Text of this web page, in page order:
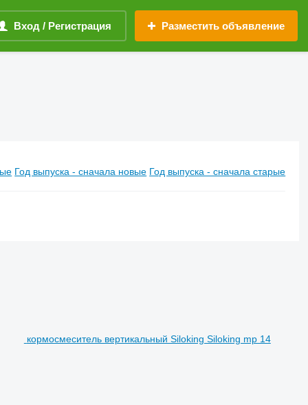
Вход / Регистрация Разместить объявление
Год выпуска - сначала новые Год выпуска - сначала старые
кормосмеситель вертикальный Siloking Siloking mp 14